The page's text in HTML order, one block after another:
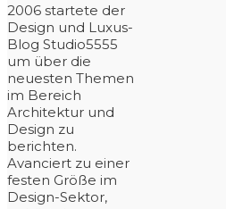
2006 startete der
Design und Luxus-
Blog Studio5555
um über die
neuesten Themen
im Bereich
Architektur und
Design zu
berichten.
Avanciert zu einer
festen Größe im
Design-Sektor,